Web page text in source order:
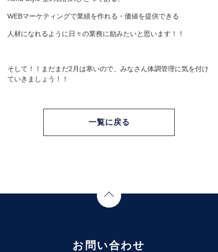
WEBマーケティングで業績を作れる・価値を提供できる
人材になれるように日々の業務に励みたいと思います！！
そして！！まだまだ2月は寒いので、みなさん体調管理に気を付け
ていきましょう！！
一覧に戻る
お問い合わせ